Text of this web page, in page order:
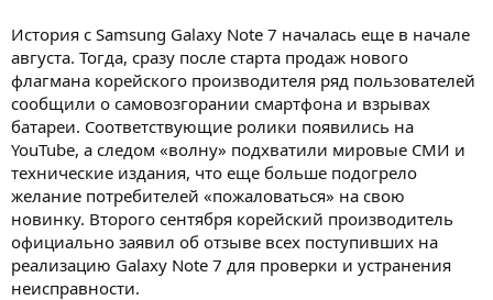
История с Samsung Galaxy Note 7 началась еще в начале
августа. Тогда, сразу после старта продаж нового
флагмана корейского производителя ряд пользователей
сообщили о самовозгорании смартфона и взрывах
батареи. Соответствующие ролики появились на
YouTube, а следом «волну» подхватили мировые СМИ и
технические издания, что еще больше подогрело
желание потребителей «пожаловаться» на свою
новинку. Второго сентября корейский производитель
официально заявил об отзыве всех поступивших на
реализацию Galaxy Note 7 для проверки и устранения
неисправности.